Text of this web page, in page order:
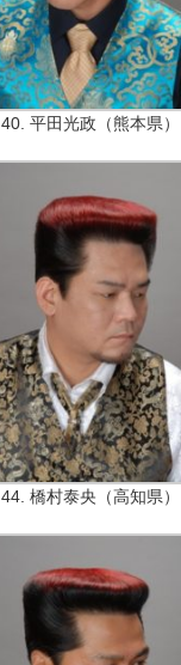
40. 平田光政（熊本県）
44. 橋村泰央（高知県）